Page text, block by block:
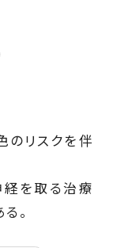
のリスクを伴
を取る治療
。